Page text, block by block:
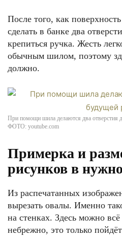
После того, как
сделать в банке два
крепиться ручка. Жесть
обычным шилом, поэтому
должно.
При помощи шила делаются два отверстия
ФОТО: youtube.com
Примерка и
рисунков в
Из распечатанных
вырезать овалы. Именно
на стенках. Здесь можно
небрежно, это только